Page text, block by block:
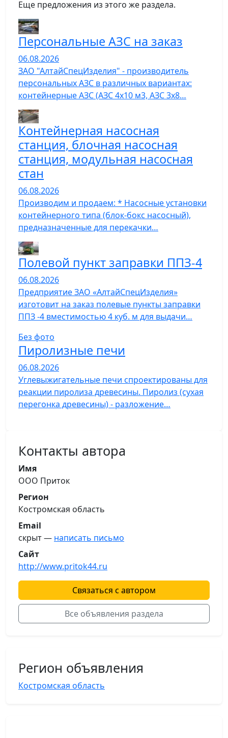
Еще предложения из этого же раздела.
Персональные АЗС на заказ
06.08.2026
ЗАО "АлтайСпецИзделия" - производитель
персональных АЗС в различных вариантах:
контейнерные АЗС (АЗС 4х10 м3, АЗС 3х8…
Контейнерная насосная
станция, блочная насосная
станция, модульная насосная
стан
06.08.2026
Производим и продаем: * Насосные установки
контейнерного типа (блок-бокс насосный),
предназначенные для перекачки…
Полевой пункт заправки ППЗ-4
06.08.2026
Предприятие ЗАО «АлтайСпецИзделия»
изготовит на заказ полевые пункты заправки
ППЗ -4 вместимостью 4 куб. м для выдачи…
Без фото
Пиролизные печи
06.08.2026
Углевыжигательные печи спроектированы для
реакции пиролиза древесины. Пиролиз (сухая
перегонка древесины) - разложение…
Контакты автора
Имя
ООО Приток
Регион
Костромская область
Email
скрыт — написать письмо
Сайт
http://www.pritok44.ru
Связаться с автором
Все объявления раздела
Регион объявления
Костромская область